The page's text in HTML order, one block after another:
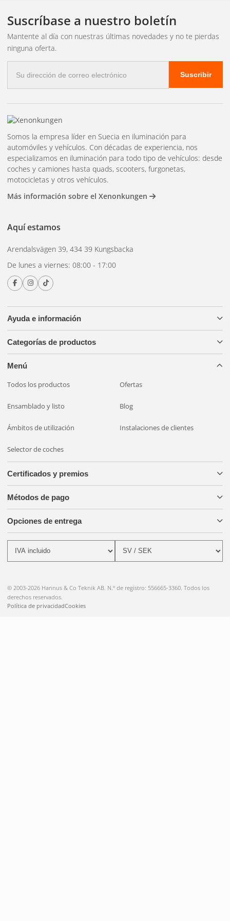
Suscríbase a nuestro boletín
Mantente al día con nuestras últimas novedades y no te pierdas
ninguna oferta.
electrónico
Suscribir
Ayuda e información
Categorías de productos
Menú
Todos los productos Ofertas
Ensamblado y listo Blog
Ámbitos de utilización Instalaciones de clientes
Selector de coches
Somos la empresa líder en Suecia en iluminación para
automóviles y vehículos. Con décadas de experiencia, nos
especializamos en iluminación para todo tipo de vehículos: desde
coches y camiones hasta quads, scooters, furgonetas,
motocicletas y otros vehículos.
Más información sobre el Xenonkungen
Aquí estamos
Arendalsvägen 39, 434 39 Kungsbacka
De lunes a viernes: 08:00 - 17:00
Certificados y premios
Métodos de pago
Opciones de entrega
© 2003-2026 Hannus & Co Teknik AB. N.º de registro: 556665-3360. Todos los
derechos reservados.
Política de privacidadCookies